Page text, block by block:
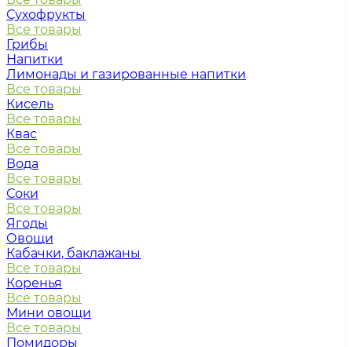
Сухофрукты
Все товары
Грибы
Напитки
Лимонады и газированные напитки
Все товары
Кисель
Все товары
Квас
Все товары
Вода
Все товары
Соки
Все товары
Ягоды
Овощи
Кабачки, баклажаны
Все товары
Коренья
Все товары
Мини овощи
Все товары
Помидоры